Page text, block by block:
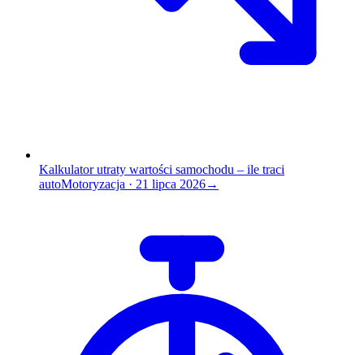
Kalkulator utraty wartości samochodu – ile traci
autoMotoryzacja · 21 lipca 2026→